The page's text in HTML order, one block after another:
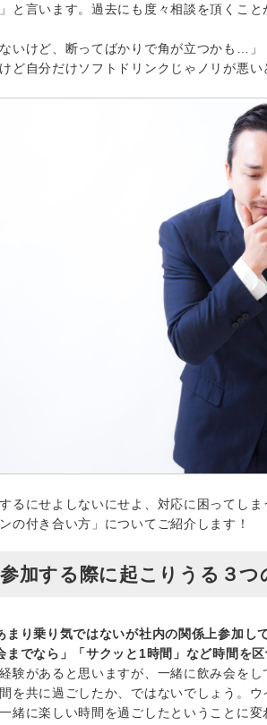
と言います。過去にも度々相談を頂くこと
ないけど、断ってばかりで角が立つかも…」
けど自分だけソフトドリンクじゃノリが悪
るにせよしないにせよ、対応に困ってし
の付き合い方」についてご紹介します！
加する際に起こりうる３つ
まり乗り気ではないが社内の関係上参加し
までなら」「サクッと1時間」など時間を区
験があると思いますが、一緒に飲み会を
を共に過ごしたか、ではないでしょう。
緒に楽しい時間を過ごしたということに変